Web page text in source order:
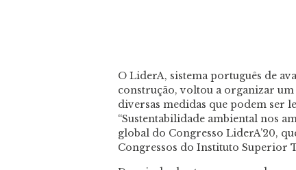
O LiderA, sistema português de
construção, voltou a organizar um
diversas medidas que podem ser
“Sustentabilidade ambiental nos
global do Congresso LiderA’20,
Congressos do Instituto Superior